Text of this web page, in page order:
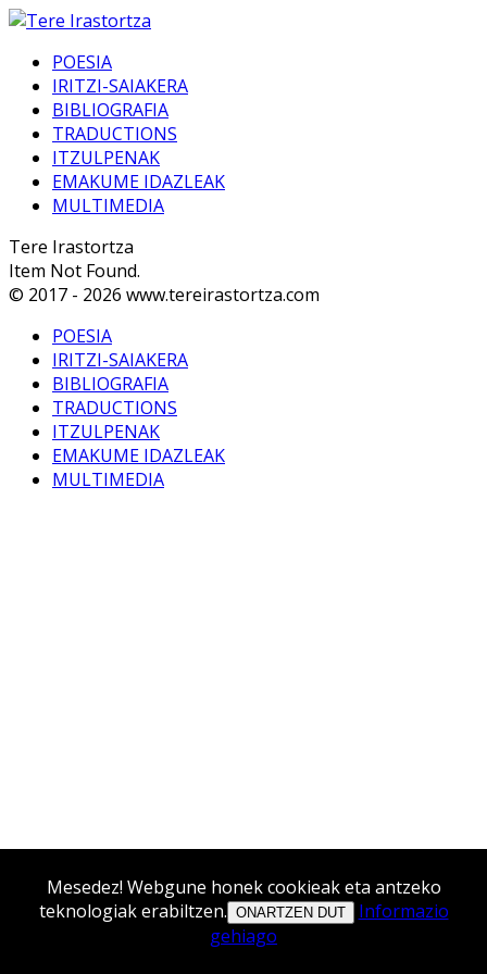
POESIA
IRITZI-SAIAKERA
BIBLIOGRAFIA
TRADUCTIONS
ITZULPENAK
EMAKUME IDAZLEAK
MULTIMEDIA
Tere Irastortza
Item Not Found.
© 2017 - 2026 www.tereirastortza.com
POESIA
IRITZI-SAIAKERA
BIBLIOGRAFIA
TRADUCTIONS
ITZULPENAK
EMAKUME IDAZLEAK
MULTIMEDIA
Mesedez! Webgune honek cookieak eta antzeko
teknologiak erabiltzen. ONARTZEN DUT
Informazio
gehiago